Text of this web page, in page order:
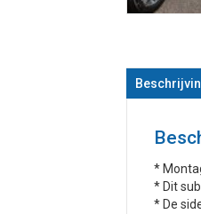
*
* Dit
* De